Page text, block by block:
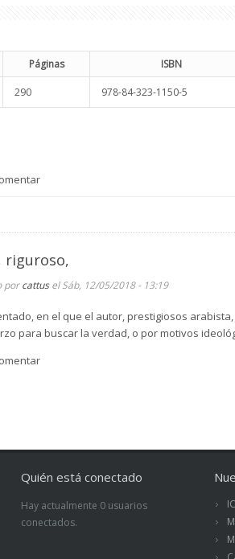
Páginas ISBN
290 978-84-323-1150-5
riguroso,
porcattusel Sáb, 12/05/2018 - 13:19
en el que el autor, prestigiosos
para buscar la verdad, o por motivos
Quién está conectado
Hay actualmente 0 usuarios
conectados.